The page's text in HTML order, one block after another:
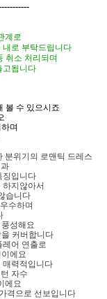
계로
내로 부탁드립니다
취소 처리되며
고됩니다
볼 수 있으시죠
며
분위기의 로맨틱 드레스
징입니다
하지않아서
습니다
수하며
성해요
커버합니다
어 연출로
에요
매력적입니다
자수
에요
격으로 선보입니다